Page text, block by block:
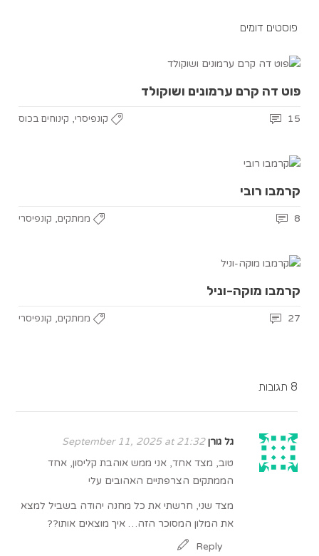
פוסטים דומים
פוט דה קרם ערמונים ושוקולד
קונפיסרי, קינוחים בכוס 15
קרמבו רובי
ממתקים, קונפיסרי 8
קרמבו מוקה-וניל
ממתקים, קונפיסרי 27
8 תגובות
גל גורן September 11, 2025 at 21:32
טוב, מצד אחד, אני ממש אוהבת קליסון, אחד
הממתקים הצרפתיים האהובים עלי
מצד שני, חרשתי את כל מחנה יהודה בשביל למצא
את המלון המסוכר הזה… איך מוצאים אותו??
Reply